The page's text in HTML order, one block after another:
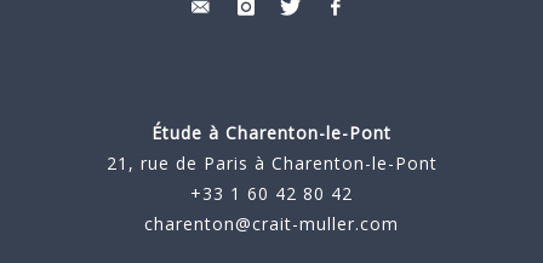
Étude à Charenton-le-Pont
21, rue de Paris à Charenton-le-Pont
+33 1 60 42 80 42
charenton@crait-muller.com